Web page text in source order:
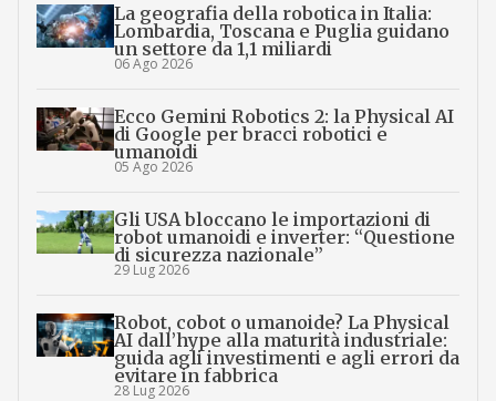
La geografia della robotica in Italia:
Lombardia, Toscana e Puglia guidano
un settore da 1,1 miliardi
06 Ago 2026
Ecco Gemini Robotics 2: la Physical AI
di Google per bracci robotici e
umanoidi
05 Ago 2026
Gli USA bloccano le importazioni di
robot umanoidi e inverter: “Questione
di sicurezza nazionale”
29 Lug 2026
Robot, cobot o umanoide? La Physical
AI dall’hype alla maturità industriale:
guida agli investimenti e agli errori da
evitare in fabbrica
28 Lug 2026